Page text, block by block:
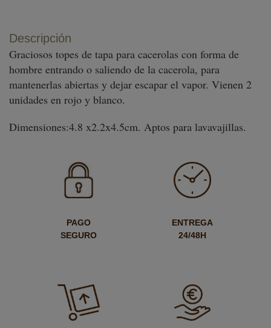
Descripción
Graciosos topes de tapa para cacerolas con forma de
hombre entrando o saliendo de la cacerola, para
mantenerlas abiertas y dejar escapar el vapor. Vienen 2
unidades en rojo y blanco.
Dimensiones:4.8‭ ‬x2.2x4.5cm. Aptos para lavavajillas.
PAGO
SEGURO
ENTREGA
24/48H